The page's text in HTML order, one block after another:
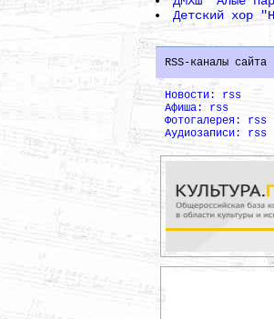
Детский хор
RSS-каналы сайта
Новости: rss
Афиша: rss
Фотогалерея: rss
Аудиозаписи: rss